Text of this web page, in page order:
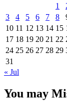
1
3
4 5 6 7 8
10 11 12 13 14 15
17 18 19 20 21 22
24 25 26 27 28 29
31
« Jul
You may